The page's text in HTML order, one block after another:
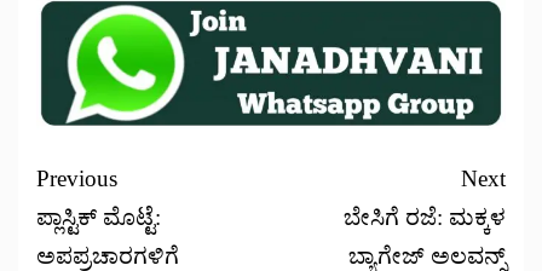
Previous
ಪ್ಲಾಸ್ಟಿಕ್ ಮೊಟ್ಟೆ:
ಅಪಪ್ರಚಾರಗಳಿಗೆ
Next
ಬೇಸಿಗೆ ರಜೆ: ಮಕ್ಕಳ
ಬ್ಯಾಗೇಜ್ ಅಲವನ್ಸ್